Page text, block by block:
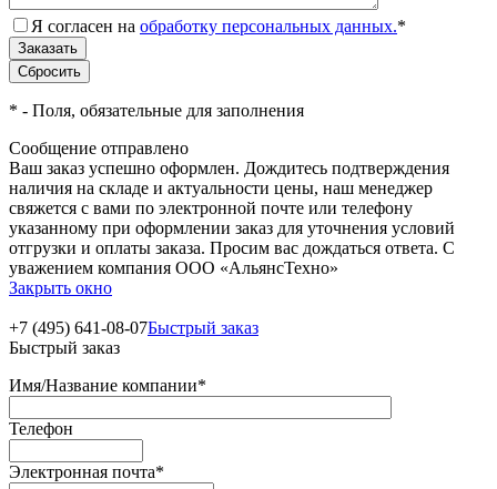
Я согласен на обработку персональных данных.*
* - Поля, обязательные для заполнения
Сообщение отправлено
Ваш заказ успешно оформлен. Дождитесь подтверждения
наличия на складе и актуальности цены, наш менеджер
свяжется с вами по электронной почте или телефону
указанному при оформлении заказ для уточнения условий
отгрузки и оплаты заказа. Просим вас дождаться ответа. С
уважением компания ООО «АльянсТехно»
Закрыть окно
+7 (495) 641-08-07Быстрый заказ
Быстрый заказ
Имя/Название компании*
Телефон
Электронная почта*